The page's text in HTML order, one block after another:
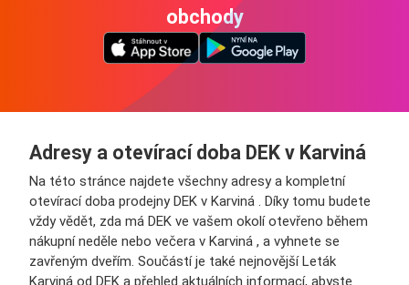
obchody
Adresy a otevírací doba DEK v Karviná
Na této stránce najdete všechny adresy a kompletní
otevírací doba prodejny DEK v Karviná . Díky tomu budete
vždy vědět, zda má DEK ve vašem okolí otevřeno během
nákupní neděle nebo večera v Karviná , a vyhnete se
zavřeným dveřím. Součástí je také nejnovější Leták
Karviná od DEK a přehled aktuálních informací, abyste